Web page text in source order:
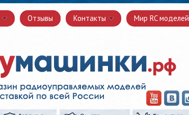
Отзывы Контакты Мир RC моделей